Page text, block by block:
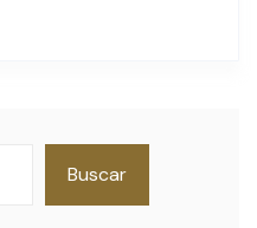
Buscar